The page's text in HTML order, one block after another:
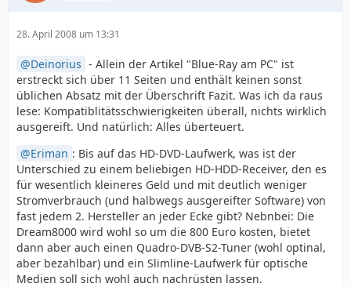
28. April 2008 um 13:31
Deinorius - Allein der Artikel "Blue-Ray am PC" ist
erstreckt sich über 11 Seiten und enthält keinen sonst
üblichen Absatz mit der Überschrift Fazit. Was ich da raus
lese: Kompatiblitätsschwierigkeiten überall, nichts wirklich
ausgereift. Und natürlich: Alles überteuert.
Eriman : Bis auf das HD-DVD-Laufwerk, was ist der
Unterschied zu einem beliebigen HD-HDD-Receiver, den es
für wesentlich kleineres Geld und mit deutlich weniger
Stromverbrauch (und halbwegs ausgereifter Software) von
fast jedem 2. Hersteller an jeder Ecke gibt? Nebnbei: Die
Dream8000 wird wohl so um die 800 Euro kosten, bietet
dann aber auch einen Quadro-DVB-S2-Tuner (wohl optinal,
aber bezahlbar) und ein Slimline-Laufwerk für optische
Medien soll sich wohl auch nachrüsten lassen.